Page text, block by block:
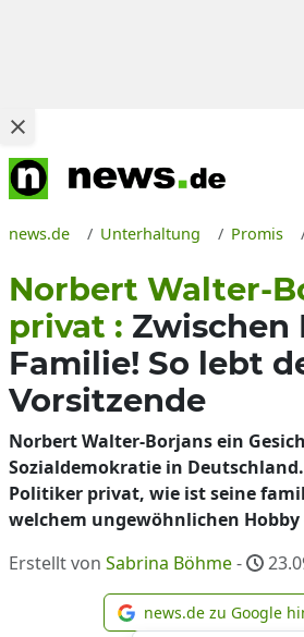
news.de Unterhaltung Promis
Norbert Walter-
privat : Zwischen
Familie! So lebt
Vorsitzende
Norbert Walter-Borjans ein
Sozialdemokratie in
Politiker privat, wie ist seine
welchem ungewöhnlichen Hobby
Erstellt von Sabrina Böhme-
news.de zu Google